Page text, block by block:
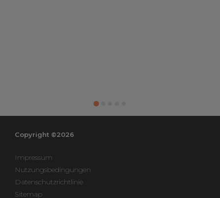
Copyright ©2026
Impressum
Nutzungsbedingungen
Datenschutzrichtlinie
Sitemap